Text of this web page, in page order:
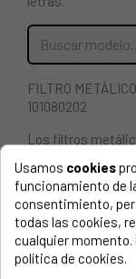
FILTRO
101080202
Los filtros
Los filtros se
Medidas:
Filtro de grasa
Usamos cookies
funcionamiento de
consentimiento,
todas las cookies,
cualquier
política de cookies.